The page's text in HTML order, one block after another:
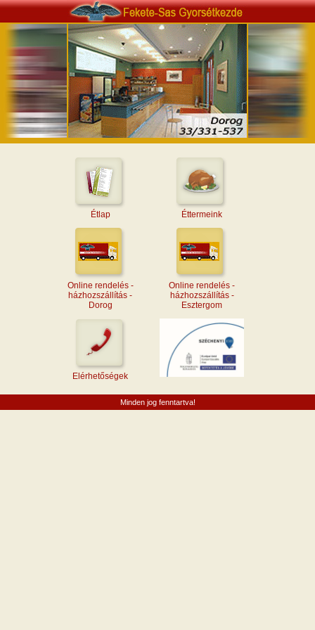
Étlap Éttermeink
Online rendelés -
házhozszállítás -
Dorog
Online rendelés -
házhozszállítás -
Esztergom
Elérhetőségek
Minden jog fenntartva!